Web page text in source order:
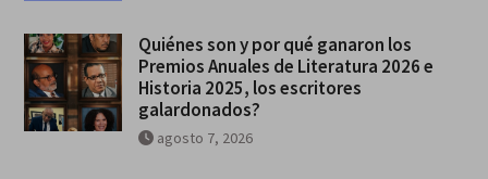
Quiénes son y por qué ganaron los
Premios Anuales de Literatura 2026 e
Historia 2025, los escritores
galardonados?
agosto 7, 2026